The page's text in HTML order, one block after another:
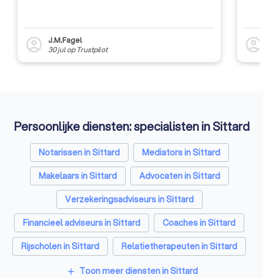
account_circle
J.M.Fagel
30 julop Trustpilot account_circle
Persoonlijke diensten: specialisten in Sittard
Notarissen in Sittard
Mediators in Sittard
Makelaars in Sittard
Advocaten in Sittard
Verzekeringsadviseurs in Sittard
Financieel adviseurs in Sittard
Coaches in Sittard
Rijscholen in Sittard
Relatietherapeuten in Sittard
Psychologen in Sittard
add Toon meer diensten in Sittard